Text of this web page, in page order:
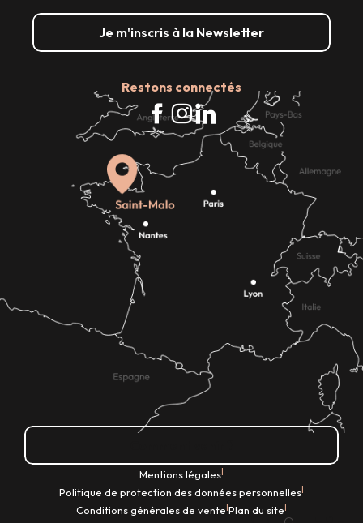
Je m'inscris à la Newsletter
Restons connectés
Mentions légales|
Politique de protection des données personnelles|
Conditions générales de vente|Plan du site|